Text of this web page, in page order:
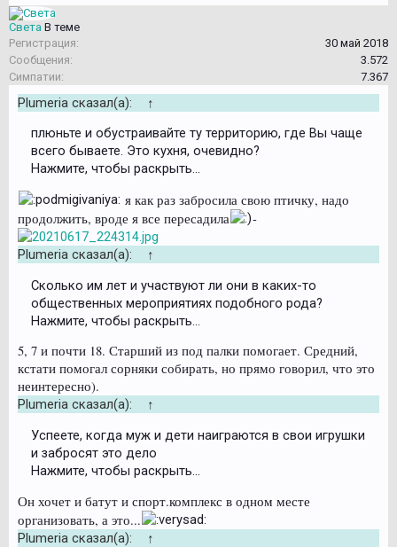
Света В теме
Регистрация:
30 май 2018
Сообщения:
3.572
Симпатии:
7.367
Plumeria сказал(а):
↑
плюньте и обустраивайте ту территорию, где Вы чаще
всего бываете. Это кухня, очевидно?
Нажмите, чтобы раскрыть...
я как раз забросила свою птичку, надо
продолжить, вроде я все пересадила
-
Plumeria сказал(а):
↑
Сколько им лет и участвуют ли они в каких-то
общественных мероприятиях подобного рода?
Нажмите, чтобы раскрыть...
5, 7 и почти 18. Старший из под палки помогает. Средний,
кстати помогал сорняки собирать, но прямо говорил, что это
неинтересно).
Plumeria сказал(а):
↑
Успеете, когда муж и дети наиграются в свои игрушки
и забросят это дело
Нажмите, чтобы раскрыть...
Он хочет и батут и спорт.комплекс в одном месте
организовать, а это...
Plumeria сказал(а):
↑